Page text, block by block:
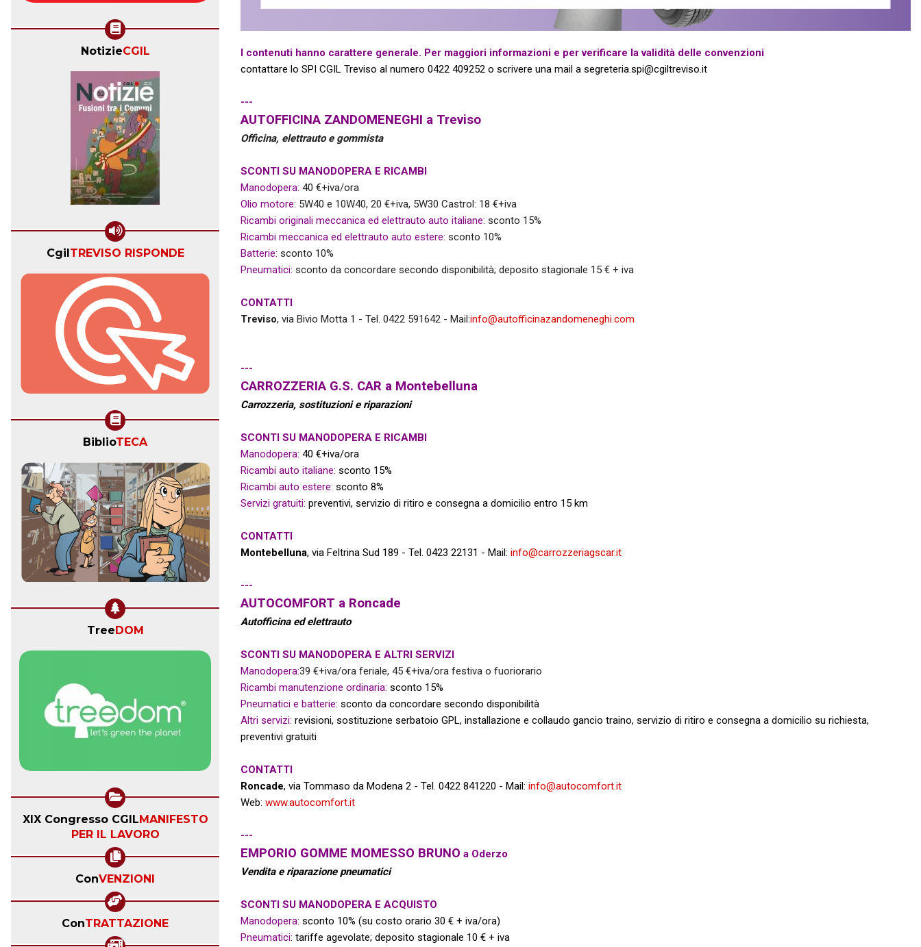
NIDIL AUSER BREDA DI PIAVE
I contenuti hanno carattere generale. Per maggiori informazioni e per verificare la validità delle convenzioni
contattare lo SPI CGIL Treviso al numero 0422 409252 o scrivere una mail a segreteria.spi@cgiltreviso.it
---
AUTOFFICINA ZANDOMENEGHI a Treviso
Officina, elettrauto e gommista
SCONTI SU MANODOPERA E RICAMBI
Manodopera: 40 €+iva/ora
Olio motore: 5W40 e 10W40, 20 €+iva, 5W30 Castrol: 18 €+iva
Ricambi originali meccanica ed elettrauto auto italiane: sconto 15%
Ricambi meccanica ed elettrauto auto estere: sconto 10%
Batterie: sconto 10%
Pneumatici: sconto da concordare secondo disponibilità; deposito stagionale 15 € + iva
CONTATTI
Treviso, via Bivio Motta 1 - Tel. 0422 591642 - Mail:info@autofficinazandomeneghi.com
---
CARROZZERIA G.S. CAR a Montebelluna
Carrozzeria, sostituzioni e riparazioni
SCONTI SU MANODOPERA E RICAMBI
Manodopera: 40 €+iva/ora
Ricambi auto italiane: sconto 15%
Ricambi auto estere: sconto 8%
Servizi gratuiti: preventivi, servizio di ritiro e consegna a domicilio entro 15 km
CONTATTI
Montebelluna, via Feltrina Sud 189 - Tel. 0423 22131 - Mail: info@carrozzeriagscar.it
---
AUTOCOMFORT a Roncade
Autofficina ed elettrauto
SCONTI SU MANODOPERA E ALTRI SERVIZI
Manodopera:39 €+iva/ora feriale, 45 €+iva/ora festiva o fuoriorario
Ricambi manutenzione ordinaria: sconto 15%
Pneumatici e batterie: sconto da concordare secondo disponibilità
Altri servizi: revisioni, sostituzione serbatoio GPL, installazione e collaudo gancio traino, servizio di ritiro e consegna a domicilio su richiesta,
preventivi gratuiti
CONTATTI
Roncade, via Tommaso da Modena 2 - Tel. 0422 841220 - Mail: info@autocomfort.it
Web: www.autocomfort.it
---
EMPORIO GOMME MOMESSO BRUNO a Oderzo
Vendita e riparazione pneumatici
SCONTI SU MANODOPERA E ACQUISTO
Manodopera: sconto 10% (su costo orario 30 € + iva/ora)
Pneumatici: tariffe agevolate; deposito stagionale 10 € + iva
NotizieCGIL
Cgil TREVISO RISPONDE
BiblioTECA
Tree DOM
XIX Congresso CGIL MANIFESTO
PER IL LAVORO
ConVENZIONI
ConTRATTAZIONE